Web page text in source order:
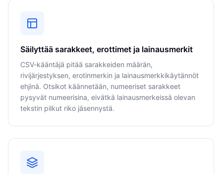
Säilyttää sarakkeet, erottimet ja lainausmerkit
CSV-kääntäjä pitää sarakkeiden määrän,
rivijärjestyksen, erotinmerkin ja lainausmerkkikäytännöt
ehjinä. Otsikot käännetään, numeeriset sarakkeet
pysyvät numeerisina, eivätkä lainausmerkeissä olevan
tekstin pilkut riko jäsennystä.